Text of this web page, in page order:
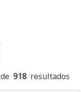
de 918 resultados